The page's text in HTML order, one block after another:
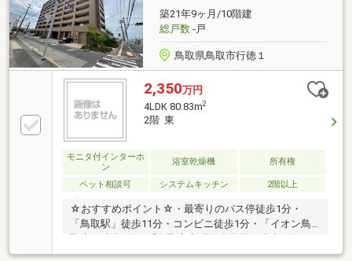
築21年9ヶ月/10階建
総戸数-戸
鳥取県鳥取市行徳１
2,350万円
4LDK 80.83m2
2階 東
モニタ付インターホ
ン
浴室乾燥機 所有権
ペット相談可 システムキッチン 2階以上
☆おすすめポイント☆・最寄りのバス停徒歩1分・
「鳥取駅」徒歩11分・コンビニ徒歩1分・「イオン鳥
「鳥取市立西中学校」徒歩15分・大切なペットと一緒